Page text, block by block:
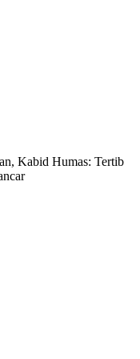
Kabid Humas: Tertib